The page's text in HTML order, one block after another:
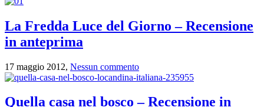
La Fredda Luce del Giorno – Recensione
in anteprima
17 maggio 2012, Nessun commento
Quella casa nel bosco – Recensione in